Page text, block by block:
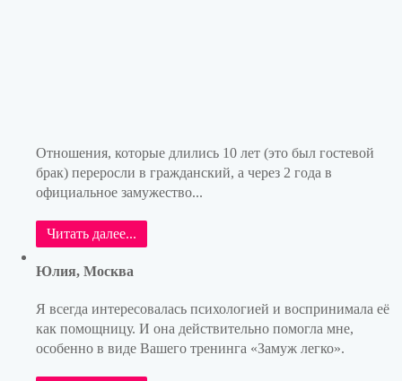
Отношения, которые длились 10 лет (это был гостевой
брак) переросли в гражданский, а через 2 года в
официальное замужество...
Читать далее...
Юлия, Москва
Я всегда интересовалась психологией и воспринимала её
как помощницу. И она действительно помогла мне,
особенно в виде Вашего тренинга «Замуж легко».